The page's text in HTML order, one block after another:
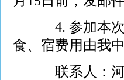
4. 参加本次活
食、宿费用由我中
联系人：河南